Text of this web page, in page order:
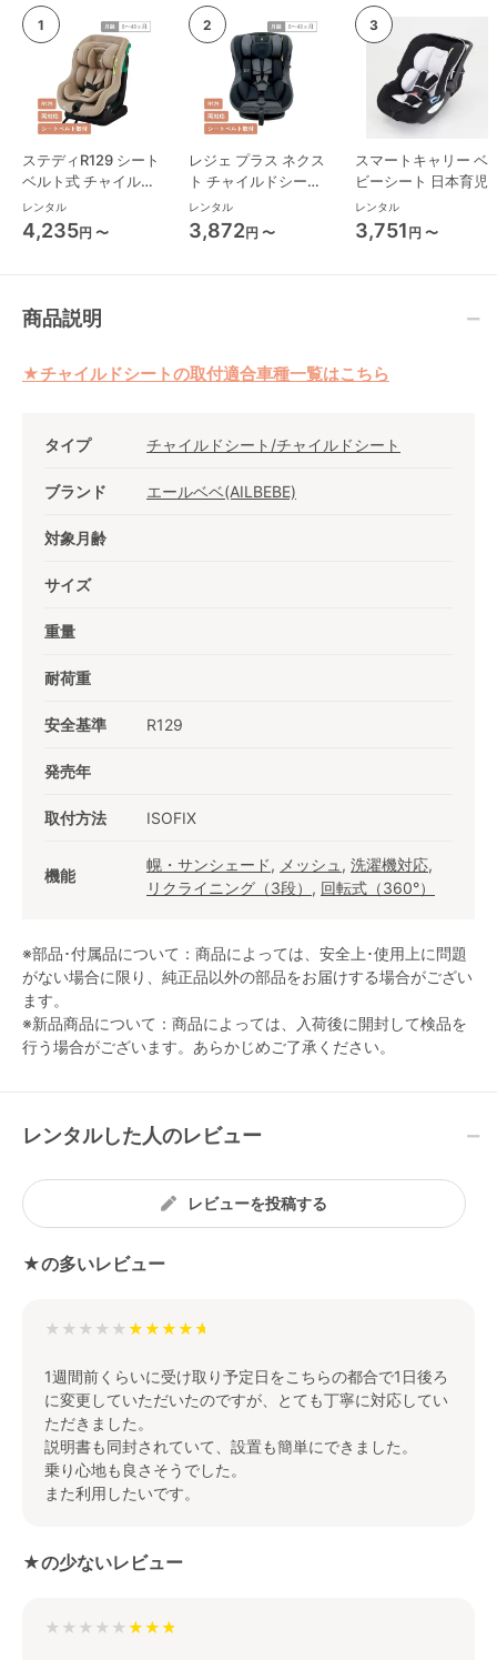
ステディR129 シート
ベルト式 チャイルド
シート ジョイー(joie)
レンタル
4,235円 〜
レジェ プラス ネクス
ト チャイルドシート
西松屋
レンタル
3,872円 〜
スマートキャリー ベ
ビーシート 日本育児
レンタル
3,751 円 〜
商品説明
★チャイルドシートの取付適合車種一覧はこちら
タイプ チャイルドシート/チャイルドシート
ブランド エールベベ(AILBEBE)
対象月齢
サイズ
重量
耐荷重
安全基準 R129
発売年
取付方法 ISOFIX
機能
幌・サンシェード, メッシュ , 洗濯機対応,
リクライニング（3段） , 回転式（360°）
※部品･付属品について：商品によっては、安全上･使用上に問題
がない場合に限り、純正品以外の部品をお届けする場合がござい
ます。
※新品商品について：商品によっては、入荷後に開封して検品を
行う場合がございます。あらかじめご了承ください。
レンタルした人のレビュー
レビューを投稿する
★の多いレビュー
★★★★★
1週間前くらいに受け取り予定日をこちらの都合で1日後ろ
に変更していただいたのですが、とても丁寧に対応してい
ただきました。
説明書も同封されていて、設置も簡単にできました。
乗り心地も良さそうでした。
また利用したいです。
★の少ないレビュー
★★★★★